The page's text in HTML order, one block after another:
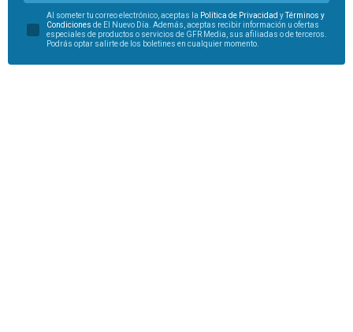
Al someter tu correo electrónico, aceptas la Política de Privacidad yTérminos y
Condiciones de El Nuevo Día. Además, aceptas recibir información u ofertas
especiales de productos o servicios de GFR Media, sus afiliadas o de terceros.
Podrás optar salirte de los boletines en cualquier momento.